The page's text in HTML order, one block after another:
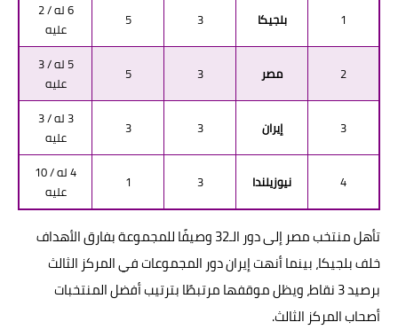
1 بلجيكا 3
5
6 له / 2
عليه
2 مصر 3
5
5 له / 3
عليه
3 إيران 3
3
3 له / 3
عليه
4 نيوزيلندا 3
1
4 له / 10
عليه
تأهل منتخب مصر إلى دور الـ32 وصيفًا للمجموعة بفارق الأهداف
خلف بلجيكا، بينما أنهت إيران دور المجموعات في المركز الثالث
برصيد 3 نقاط، ويظل موقفها مرتبطًا بترتيب أفضل المنتخبات
أصحاب المركز الثالث.